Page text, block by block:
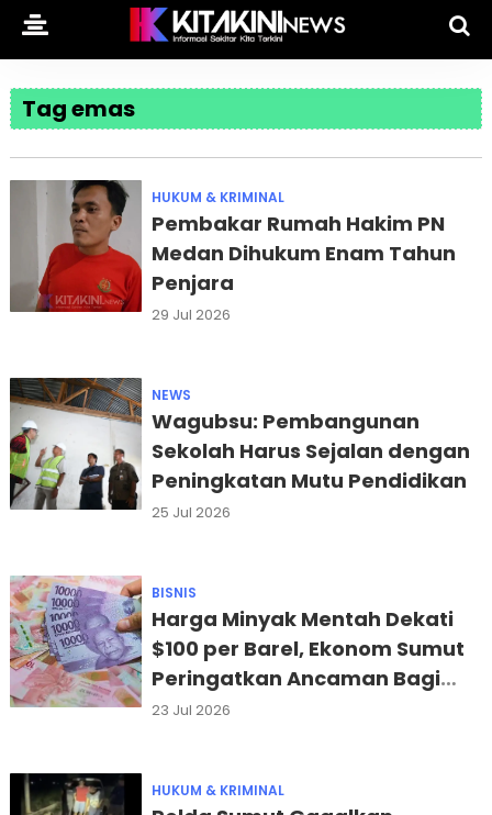
Tag emas
HUKUM & KRIMINAL
Pembakar Rumah Hakim PN
Medan Dihukum Enam Tahun
Penjara
29 Jul 2026
NEWS
Wagubsu: Pembangunan
Sekolah Harus Sejalan dengan
Peningkatan Mutu Pendidikan
25 Jul 2026
BISNIS
Harga Minyak Mentah Dekati
$100 per Barel, Ekonom Sumut
Peringatkan Ancaman Bagi
Pasar Keuangan
23 Jul 2026
HUKUM & KRIMINAL